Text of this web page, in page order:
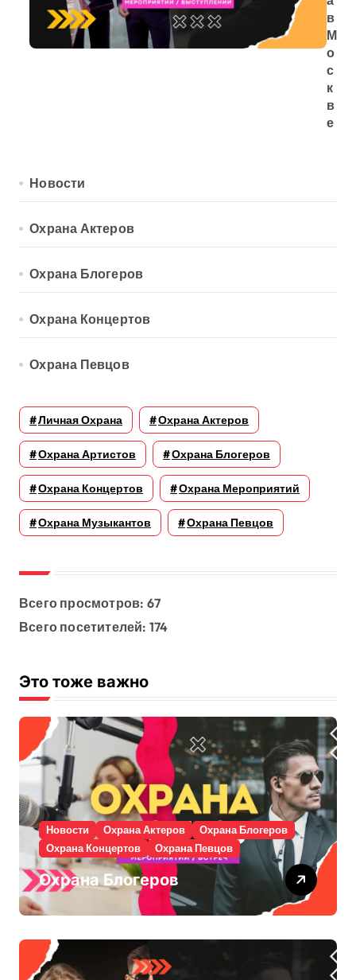
в
М
о
с
к
в
е
Новости
Охрана Актеров
Охрана Блогеров
Охрана Концертов
Охрана Певцов
Личная Охрана Охрана Актеров
Охрана Артистов Охрана Блогеров
Охрана Концертов Охрана Мероприятий
Охрана Музыкантов Охрана Певцов
Всего просмотров: 67
Всего посетителей: 174
Это тоже важно
Новости Охрана Актеров
Охрана Блогеров
Охрана Концертов
Охрана Певцов
Охрана Блогеров